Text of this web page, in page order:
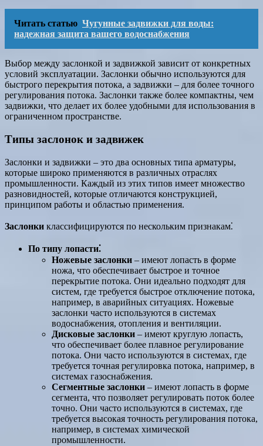
Читать статью Чугунные задвижки для воды:
надежная защита вашего водоснабжения
Выбор между заслонкой и задвижкой зависит от конкретных
условий эксплуатации. Заслонки обычно используются для
быстрого перекрытия потока, а задвижки – для более точного
регулирования потока. Заслонки также более компактны, чем
задвижки, что делает их более удобными для использования в
ограниченном пространстве.
Типы заслонок и задвижек
Заслонки и задвижки – это два основных типа арматуры,
которые широко применяются в различных отраслях
промышленности. Каждый из этих типов имеет множество
разновидностей, которые отличаются конструкцией,
принципом работы и областью применения.
Заслонки классифицируются по нескольким признакам⁚
По типу лопасти⁚
Ножевые заслонки – имеют лопасть в форме
ножа, что обеспечивает быстрое и точное
перекрытие потока. Они идеально подходят для
систем, где требуется быстрое отключение потока,
например, в аварийных ситуациях. Ножевые
заслонки часто используются в системах
водоснабжения, отопления и вентиляции.
Дисковые заслонки – имеют круглую лопасть,
что обеспечивает более плавное регулирование
потока. Они часто используются в системах, где
требуется точная регулировка потока, например, в
системах газоснабжения.
Сегментные заслонки – имеют лопасть в форме
сегмента, что позволяет регулировать поток более
точно. Они часто используются в системах, где
требуется высокая точность регулирования потока,
например, в системах химической
промышленности.